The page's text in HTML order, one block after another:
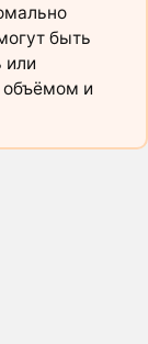
быть
или
объёмом и